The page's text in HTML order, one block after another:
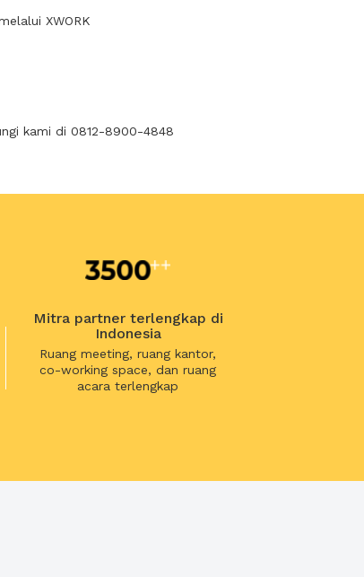
XWORK
kami di 0812-8900-4848
Mitra partner terlengkap di
Indonesia
Ruang meeting, ruang kantor,
co-working space, dan ruang
acara terlengkap